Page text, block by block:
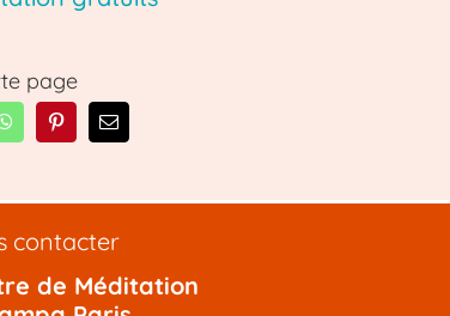
page
contacter
de Méditation